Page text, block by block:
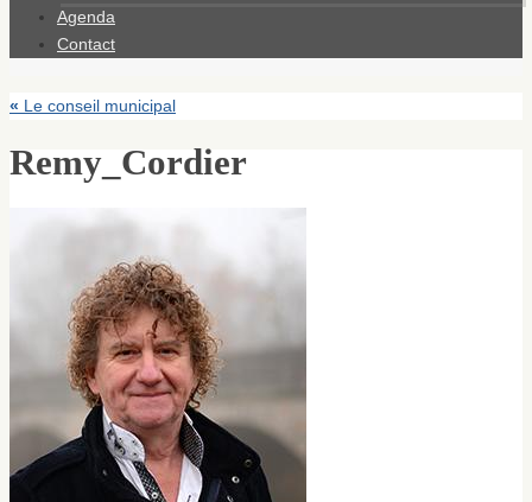
Agenda
Contact
« Le conseil municipal
Remy_Cordier